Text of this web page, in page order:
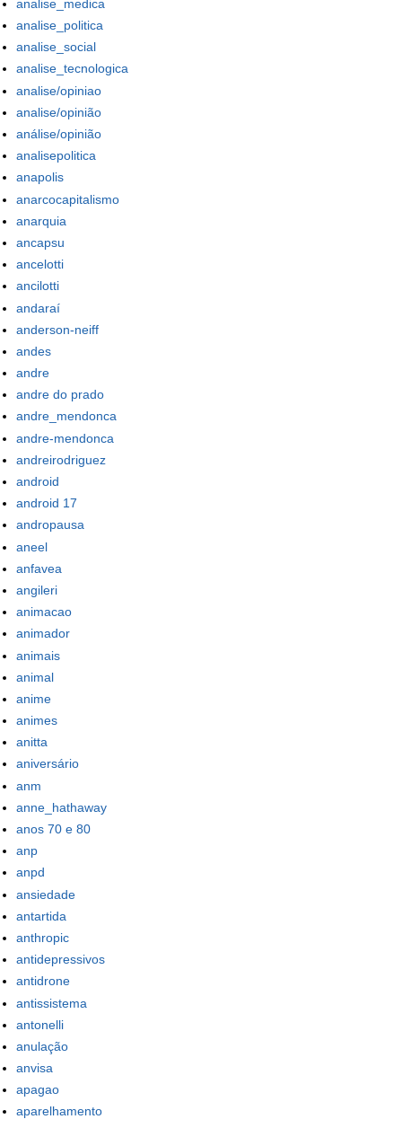
analise_medica
analise_politica
analise_social
analise_tecnologica
analise/opiniao
analise/opinião
análise/opinião
analisepolitica
anapolis
anarcocapitalismo
anarquia
ancapsu
ancelotti
ancilotti
andaraí
anderson-neiff
andes
andre
andre do prado
andre_mendonca
andre-mendonca
andreirodriguez
android
android 17
andropausa
aneel
anfavea
angileri
animacao
animador
animais
animal
anime
animes
anitta
aniversário
anm
anne_hathaway
anos 70 e 80
anp
anpd
ansiedade
antartida
anthropic
antidepressivos
antidrone
antissistema
antonelli
anulação
anvisa
apagao
aparelhamento